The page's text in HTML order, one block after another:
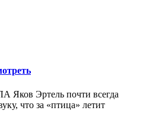
Яков Эртель почти всегда
что за «птица» летит